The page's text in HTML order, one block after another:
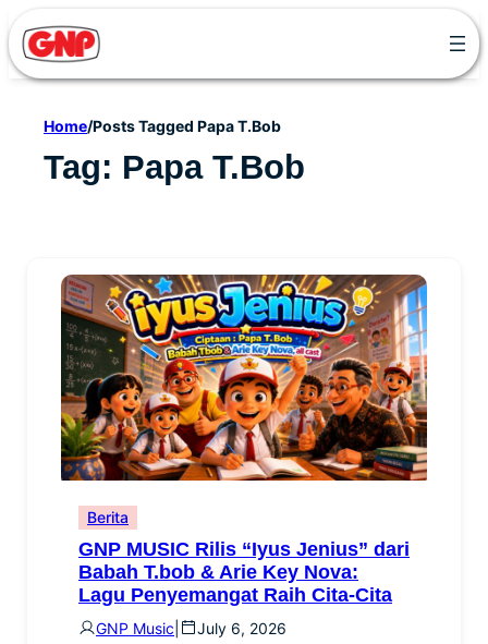
to
content
Home/Posts Tagged Papa T.Bob
Tag: Papa T.Bob
Berita
GNP MUSIC Rilis “Iyus Jenius” dari
Babah T.bob & Arie Key Nova:
Lagu Penyemangat Raih Cita-Cita
GNP Music
July 6, 2026